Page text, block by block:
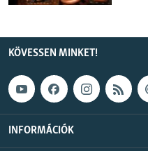
KÖVESSEN MINKET!
INFORMÁCIÓK